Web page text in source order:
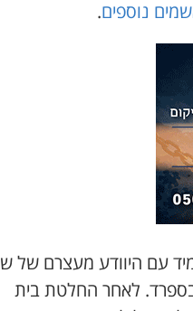
.
עם היוודע מעצרם של
לאחר החלטת בית